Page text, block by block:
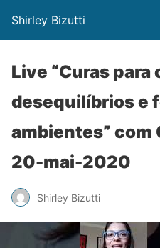
Shirley Bizutti
Live “Curas
desequilíbrios e
ambientes” com
20-mai-2020
Shirley Bizutti